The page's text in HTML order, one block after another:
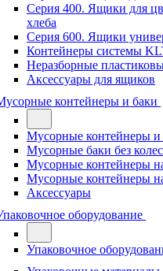
Серия 400. Ящики для
хлеба
Серия 600. Ящики
Контейнеры системы
Неразборные
Аксессуары для ящиков
контейнеры и баки
Мусорные контейнеры и
Мусорные баки без колес
Мусорные контейнеры
Мусорные контейнеры
Аксессуары
оборудование
Упаковочное